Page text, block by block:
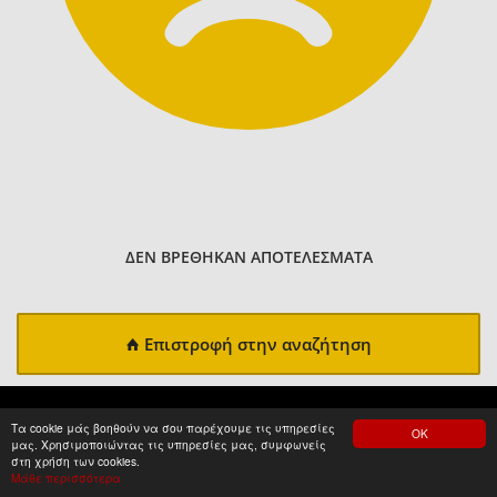
ΟΚ
Τα cookie μάς βοηθούν να σου παρέχουμε τις υπηρεσίες
μας. Χρησιμοποιώντας τις υπηρεσίες μας, συμφωνείς
στη χρήση των cookies.
Μάθε περισσότερα
ΔΕΝ ΒΡΕΘΗΚΑΝ ΑΠΟΤΕΛΕΣΜΑΤΑ
Επιστροφή στην αναζήτηση